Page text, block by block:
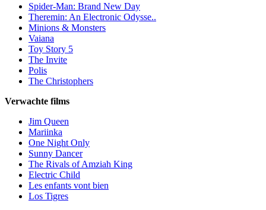
Spider-Man: Brand New Day
Theremin: An Electronic Odysse..
Minions & Monsters
Vaiana
Toy Story 5
The Invite
Polis
The Christophers
Verwachte films
Jim Queen
Mariinka
One Night Only
Sunny Dancer
The Rivals of Amziah King
Electric Child
Les enfants vont bien
Los Tigres